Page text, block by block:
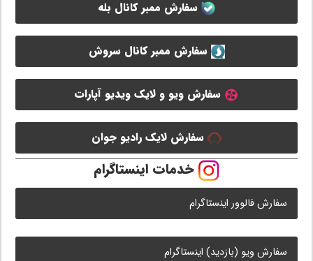
سفارش ممبر کانال بله
سفارش ممبر کانال سروش
سفارش ویو و لایک ویدیو آپارات
سفارش لایک رادیو جوان
خدمات اینستاگرام
سفارش فالوور اینستاگرام
سفارش ویو (بازدید) اینستاگرام